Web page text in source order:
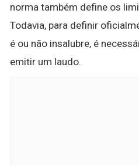
norma também define os
Todavia, para definir
é ou não insalubre, é
emitir um laudo.